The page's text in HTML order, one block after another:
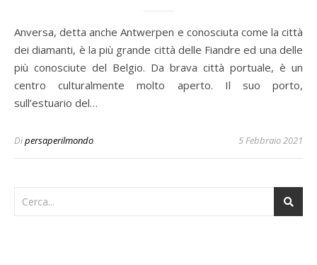
Anversa, detta anche Antwerpen e conosciuta come la città
dei diamanti, è la più grande città delle Fiandre ed una delle
più conosciute del Belgio. Da brava città portuale, è un
centro culturalmente molto aperto. Il suo porto,
sull’estuario del…
Dipersaperilmondo 5 Febbraio 2021